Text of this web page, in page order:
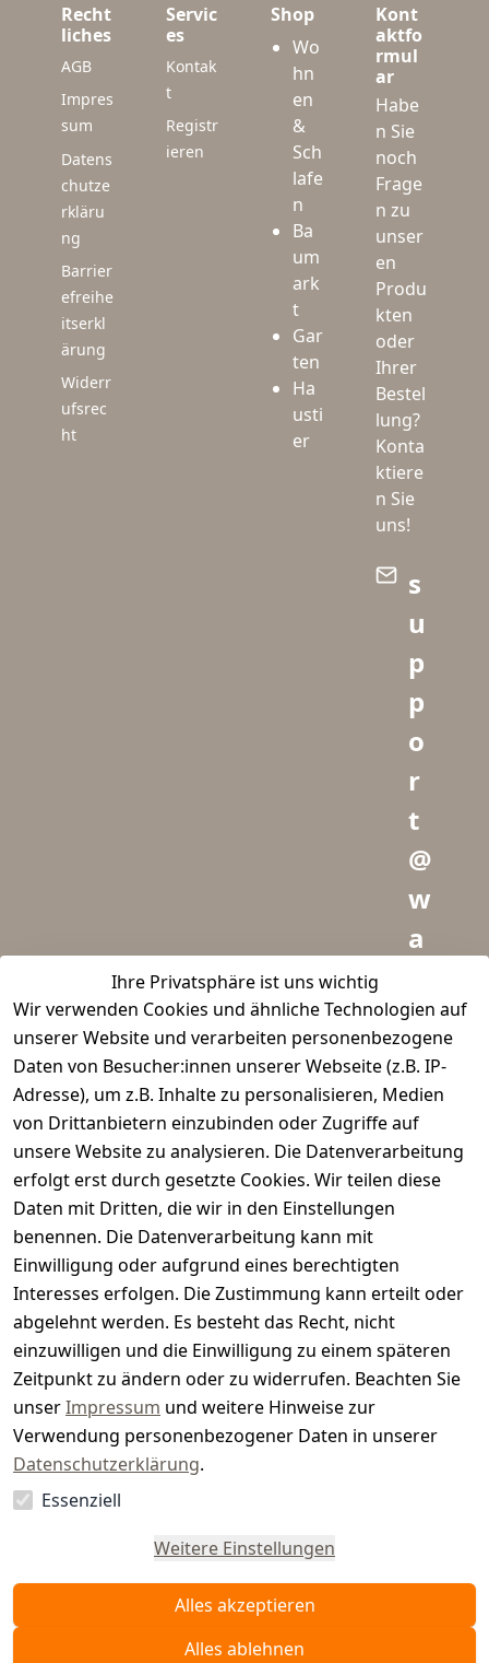
Ihre Privatsphäre ist uns wichtig
Wir verwenden Cookies und ähnliche Technologien auf
unserer Website und verarbeiten personenbezogene
Daten von Besucher:innen unserer Webseite (z.B. IP-
Adresse), um z.B. Inhalte zu personalisieren, Medien
von Drittanbietern einzubinden oder Zugriffe auf
unsere Website zu analysieren. Die Datenverarbeitung
erfolgt erst durch gesetzte Cookies. Wir teilen diese
Daten mit Dritten, die wir in den Einstellungen
benennen. Die Datenverarbeitung kann mit
Einwilligung oder aufgrund eines berechtigten
Interesses erfolgen. Die Zustimmung kann erteilt oder
abgelehnt werden. Es besteht das Recht, nicht
einzuwilligen und die Einwilligung zu einem späteren
Zeitpunkt zu ändern oder zu widerrufen. Beachten Sie
unserImpressum und weitere Hinweise zur
Verwendung personenbezogener Daten in unserer
Datenschutzerklärung.
Essenziell
Weitere Einstellungen
Alles akzeptieren
Alles ablehnen
Recht
liches
AGB
Impres
sum
Datens
chutze
rkläru
ng
Barrier
efreihe
itserkl
ärung
Widerr
ufsrec
ht
Servic
es
Kontak
t
Registr
ieren
Shop
Wo
hn
en
&
Sch
lafe
n
Ba
um
ark
t
Gar
ten
Ha
usti
er
Kont
aktfo
rmul
ar
Habe
n Sie
noch
Frage
n zu
unser
en
Produ
kten
oder
Ihrer
Bestel
lung?
Konta
ktiere
n Sie
uns!
s
u
p
p
o
r
t
@
w
a
d
m
e
i
s
r.
e
Vertrag
widerrufen